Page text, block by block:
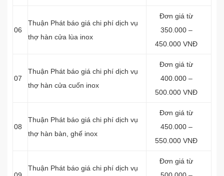
06
Thuận Phát báo giá chi phí dịch vụ
thợ hàn cửa lùa inox
Đơn giá từ
350.000 –
450.000 VNĐ
07
Thuận Phát báo giá chi phí dịch vụ
thợ hàn cửa cuốn inox
Đơn giá từ
400.000 –
500.000 VNĐ
08
Thuận Phát báo giá chi phí dịch vụ
thợ hàn bàn, ghế inox
Đơn giá từ
450.000 –
550.000 VNĐ
Thuận Phát báo giá chi phí dịch vụ
Đơn giá từ